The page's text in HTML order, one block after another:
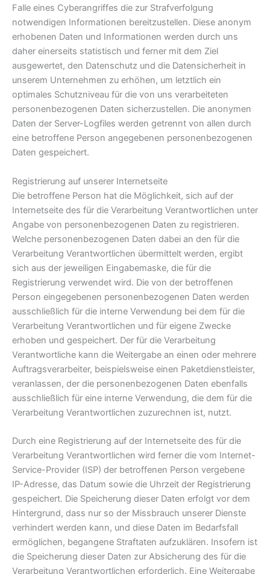
Falle eines Cyberangriffes die zur Strafverfolgung
notwendigen Informationen bereitzustellen. Diese anonym
erhobenen Daten und Informationen werden durch uns
daher einerseits statistisch und ferner mit dem Ziel
ausgewertet, den Datenschutz und die Datensicherheit in
unserem Unternehmen zu erhöhen, um letztlich ein
optimales Schutzniveau für die von uns verarbeiteten
personenbezogenen Daten sicherzustellen. Die anonymen
Daten der Server-Logfiles werden getrennt von allen durch
eine betroffene Person angegebenen personenbezogenen
Daten gespeichert.
Registrierung auf unserer Internetseite
Die betroffene Person hat die Möglichkeit, sich auf der
Internetseite des für die Verarbeitung Verantwortlichen unter
Angabe von personenbezogenen Daten zu registrieren.
Welche personenbezogenen Daten dabei an den für die
Verarbeitung Verantwortlichen übermittelt werden, ergibt
sich aus der jeweiligen Eingabemaske, die für die
Registrierung verwendet wird. Die von der betroffenen
Person eingegebenen personenbezogenen Daten werden
ausschließlich für die interne Verwendung bei dem für die
Verarbeitung Verantwortlichen und für eigene Zwecke
erhoben und gespeichert. Der für die Verarbeitung
Verantwortliche kann die Weitergabe an einen oder mehrere
Auftragsverarbeiter, beispielsweise einen Paketdienstleister,
veranlassen, der die personenbezogenen Daten ebenfalls
ausschließlich für eine interne Verwendung, die dem für die
Verarbeitung Verantwortlichen zuzurechnen ist, nutzt.
Durch eine Registrierung auf der Internetseite des für die
Verarbeitung Verantwortlichen wird ferner die vom Internet-
Service-Provider (ISP) der betroffenen Person vergebene
IP-Adresse, das Datum sowie die Uhrzeit der Registrierung
gespeichert. Die Speicherung dieser Daten erfolgt vor dem
Hintergrund, dass nur so der Missbrauch unserer Dienste
verhindert werden kann, und diese Daten im Bedarfsfall
ermöglichen, begangene Straftaten aufzuklären. Insofern ist
die Speicherung dieser Daten zur Absicherung des für die
Verarbeitung Verantwortlichen erforderlich. Eine Weitergabe